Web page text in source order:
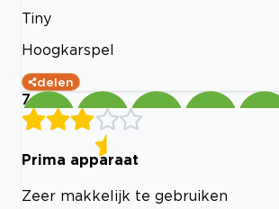
Tiny
Hoogkarspel
delen
7
Prima apparaat
Zeer makkelijk te gebruiken